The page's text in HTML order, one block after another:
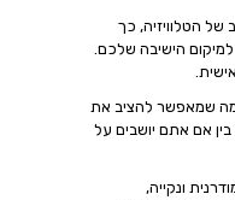
הטלוויזיה, כך
למיקום הישיבה שלכם.
1.5 מטר, מה שמאפשר להציב את
בין אם אתם יושבים על
ונקייה,